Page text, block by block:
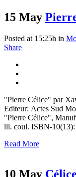
15 May
Posted at 15:25h in
Share
"Pierre Célice" par
Editeur: Actes Sud
"Pierre Célice",
ill. coul. ISBN-10(13):
Read More
10 May Célice